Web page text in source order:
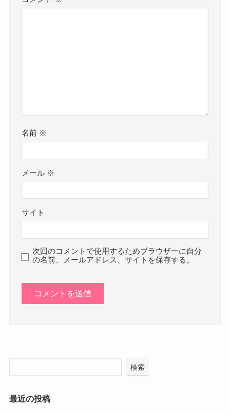
名前 ※
メール ※
サイト
次回のコメントで使用するためブラウザーに自分
の名前、メールアドレス、サイトを保存する。
検索
最近の投稿